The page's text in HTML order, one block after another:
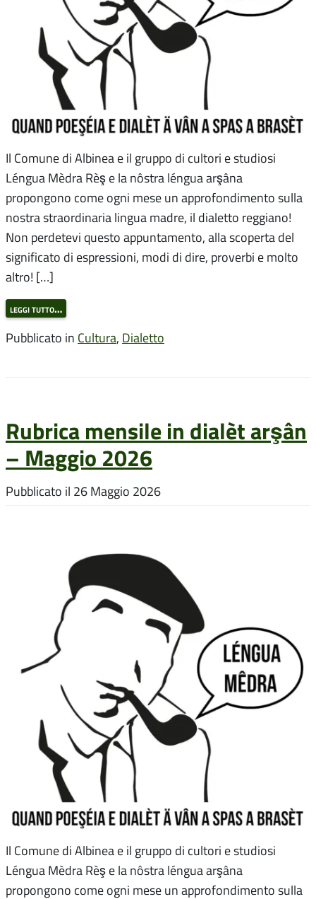
Il Comune di Albinea e il gruppo di cultori e studiosi
Léngua Mèdra Rèş e la nôstra léngua arşâna
propongono come ogni mese un approfondimento sulla
nostra straordinaria lingua madre, il dialetto reggiano!
Non perdetevi questo appuntamento, alla scoperta del
significato di espressioni, modi di dire, proverbi e molto
altro! […]
leggi tutto…
Pubblicato in Cultura, Dialetto
Rubrica mensile in dialèt arşân
– Maggio 2026
Pubblicato il 26 Maggio 2026
Il Comune di Albinea e il gruppo di cultori e studiosi
Léngua Mèdra Rèş e la nôstra léngua arşâna
propongono come ogni mese un approfondimento sulla